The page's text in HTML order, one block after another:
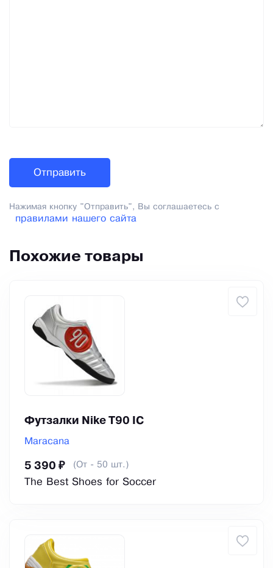
Нажимая кнопку "Отправить", Вы соглашаетесь с
правилами нашего сайта
Похожие товары
Футзалки Nike T90 IC
Maracana
5 390 ₽ (От - 50 шт.)
The Best Shoes for Soccer